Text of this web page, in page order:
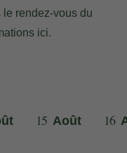
le rendez-vous du
ici.
15 Août 16